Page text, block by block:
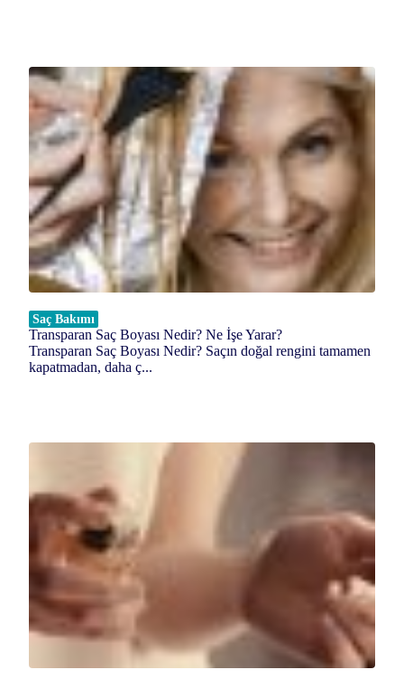
Saç Bakımı
Transparan Saç Boyası Nedir? Ne İşe Yarar?
Transparan Saç Boyası Nedir? Saçın doğal rengini tamamen
kapatmadan, daha ç...